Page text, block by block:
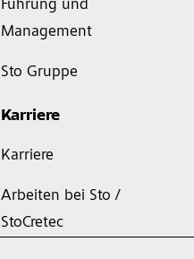
Führung und
Management
Sto Gruppe
Karriere
Karriere
Arbeiten bei Sto /
StoCretec